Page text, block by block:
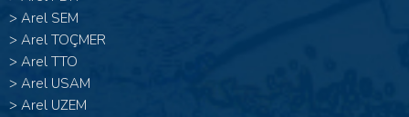
> Arel SEM
> Arel TOÇMER
> Arel TTO
> Arel USAM
> Arel UZEM